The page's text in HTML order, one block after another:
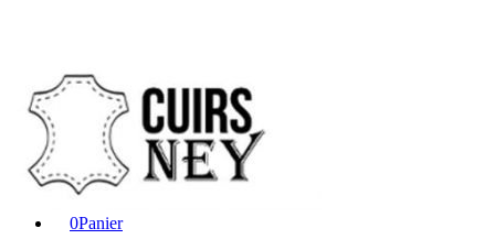
0Panier